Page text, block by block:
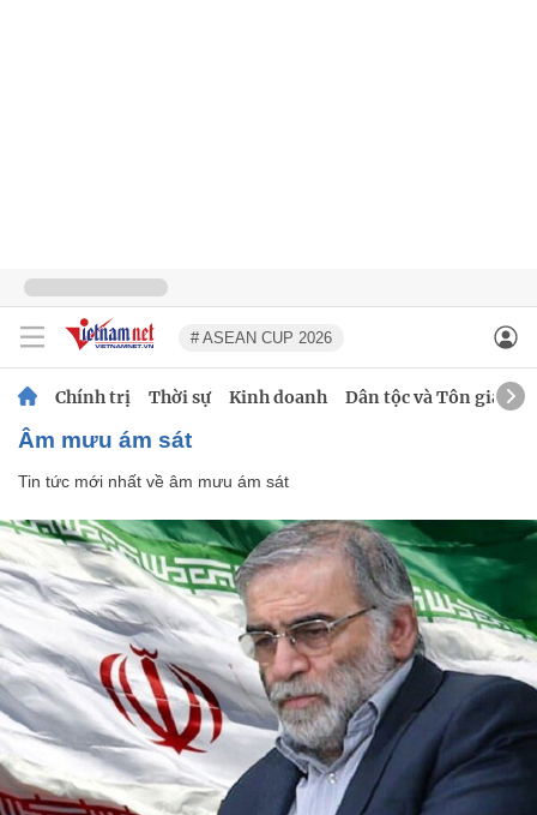
# ASEAN CUP 2026
Chính trị Thời sự Kinh doanh Dân tộc và Tôn giáo
âm mưu ám sát
Tin tức mới nhất về âm mưu ám sát